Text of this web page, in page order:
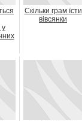
у
Скільки грам їсти
вівсянки